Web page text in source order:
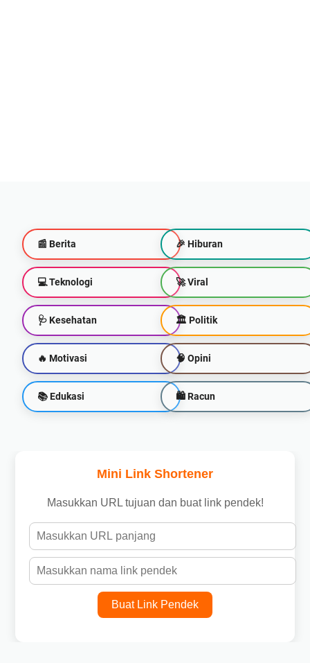
📰 Berita
💻 Teknologi
🩺 Kesehatan
🔥 Motivasi
📚 Edukasi
🎉 Hiburan
🚀 Viral
🏛️ Politik
🧠 Opini
🛍 Racun
Mini Link Shortener
Masukkan URL tujuan dan buat link pendek!
Buat Link Pendek